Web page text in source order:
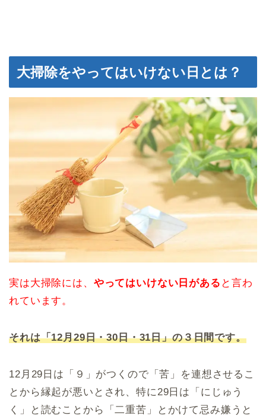
大掃除をやってはいけない日とは？
実は大掃除には、 やってはいけない日がある と言わ
れています。
それは「12月29日・30日・31日」の３日間です。
12月29日は「９」がつくので「苦」を連想させるこ
とから縁起が悪いとされ、特に29日は「にじゅう
く」と読むことから「二重苦」とかけて忌み嫌うと